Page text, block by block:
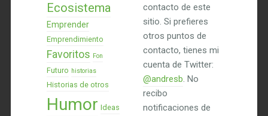
Ecosistema
Emprender
Emprendimiento
Favoritos Fon
Futuro historias
Historias de otros
Humor Ideas
contacto de este
sitio. Si prefieres
otros puntos de
contacto, tienes mi
cuenta de Twitter:
@andresb. No
recibo
notificaciones de